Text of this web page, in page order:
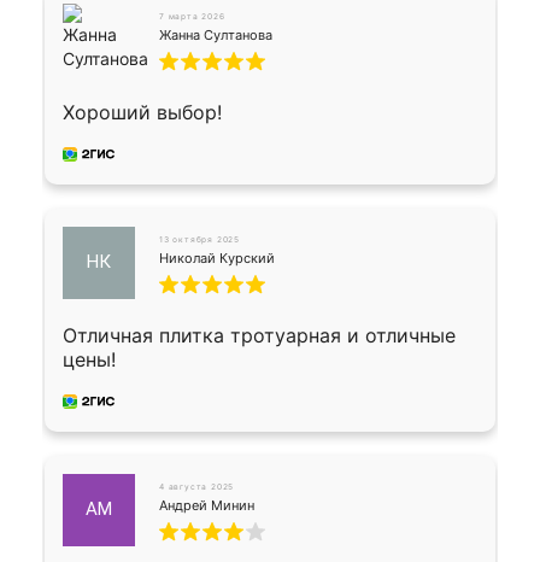
7 марта 2026
Жанна Султанова
Хороший выбор!
НК
13 октября 2025
Николай Курский
Отличная плитка тротуарная и отличные
цены!
АМ
4 августа 2025
Андрей Минин